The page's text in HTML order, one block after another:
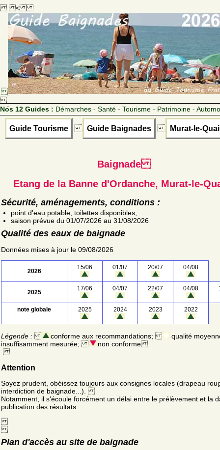
<
Nos 12 Guides : Démarches - Santé - Tourisme - Patrimoine -
Guide Tourisme Guide Baignades Murat-le-
Baignade
Etang de la Banne d'Ordanche, Murat-le-
Sécurité, aménagements, conditions :
point d'eau potable; toilettes disponibles;
saison prévue du 01/07/2026 au 31/08/2026
Qualité des eaux de baignade
Données mises à jour le 09/08/2026
2026
15/06 01/07 20/07 04/08
2025
17/06 04/07 22/07 04/08
note globale 2025 2024 2023 2022
Légende : conforme aux recommandations;
qualité
insuffisamment mesurée;
non conforme
Attention
Soyez prudent, obéissez toujours aux consignes locales (drapeau
interdiction de baignade...).
Notamment, il s'écoule forcément un délai entre le prélèvement et la
publication des résultats.
Plan d'accès au site de baignade